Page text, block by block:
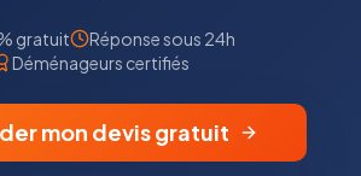
gratuit
Réponse sous 24h
Déménageurs certifiés
mon devis gratuit